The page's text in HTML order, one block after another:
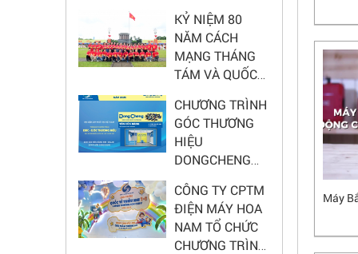
Máy
NĂM CÁCH
MẠNG THÁNG
TÁM VÀ QUỐC
KHÁNH 2/9
CHƯƠNG TRÌNH
GÓC THƯƠNG
HIỆU
DONGCHENG
2025 – CƠ HỘI
ĐẠI LÝ
CÔNG TY CPTM
ĐIỆN MÁY HOA
NAM TỔ CHỨC
CHƯƠNG TRÌNH
CHÚC MỪNG